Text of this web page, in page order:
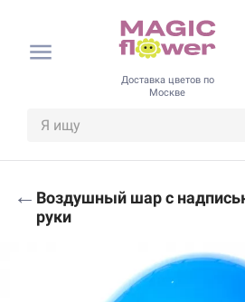
Доставка цветов по
Москве
← Воздушный шар с
руки